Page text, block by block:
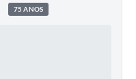
75 ANOS